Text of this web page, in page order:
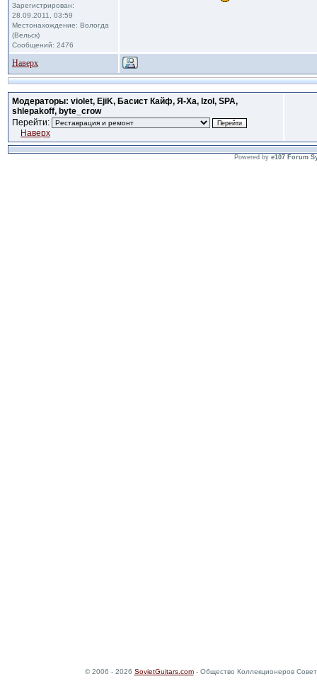
Зарегистрирован:
28.09.2011, 03:59
Местонахождение: Вологда
(Вельск)
Сообщений: 2476
Наверх
Модераторы: violet, EjiK, Басист Кайф, Я-Ха, Izol, SPA,
shlepakoff, byte_crow
Перейти:
Наверх
Powered by e107 Forum
© 2006 - 2026 SovietGuitars.com- Общество Коллекционеров